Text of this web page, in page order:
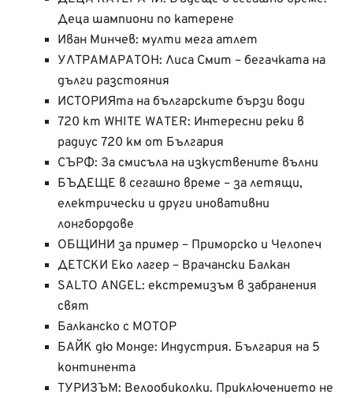
Деца шампиони по катерене
Иван Минчев: мулти мега атлет
УЛТРАМАРАТОН: Лиса Смит – бегачката на
дълги разстояния
ИСТОРИЯта на българските бързи води
720 km WHITE WATER: Интересни реки в
радиус 720 км от България
СЪРФ: За смисъла на изкуствените вълни
БЪДЕЩЕ в сегашно време – за летящи,
електрически и други иновативни
лонгбордове
ОБЩИНИ за пример – Приморско и Челопеч
ДЕТСКИ Еко лагер – Врачански Балкан
SALTO ANGEL: екстремизъм в забранения
свят
Балканско с МОТОР
БАЙК дю Монде: Индустрия. България на 5
континента
ТУРИЗЪМ: Велообиколки. Приключението не